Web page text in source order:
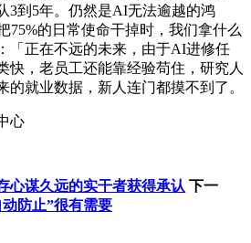
3到5年。仍然是AI无法逾越的鸿
75%的日常使命干掉时，我们拿什么
「正在不远的未来，由于AI进修任
快，老员工还能靠经验苟住，研究人
的就业数据，新人连门都摸不到了。
心
心谋久远的实干者获得承认 下一
防止”很有需要